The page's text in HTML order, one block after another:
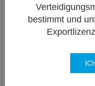
FZ319
HEAP - High Explosive
bestimmt und